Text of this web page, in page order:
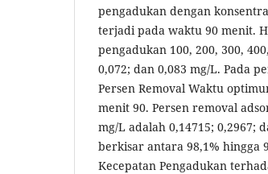
pengadukan dengan
terjadi pada waktu 90 menit.
pengadukan 100, 200, 300,
0,072; dan 0,083 mg/L. Pada
Persen Removal Waktu
menit 90. Persen removal
mg/L adalah 0,14715; 0,2967;
berkisar antara 98,1% hingga
Kecepatan Pengadukan